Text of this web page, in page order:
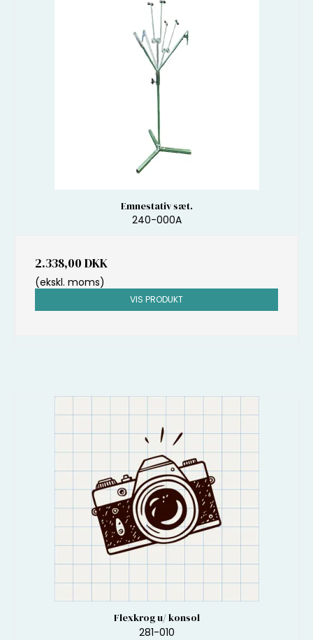
Emnestativ sæt.
240-000A
2.338,00 DKK
(ekskl. moms)
VIS PRODUKT
Flexkrog u/ konsol
281-010